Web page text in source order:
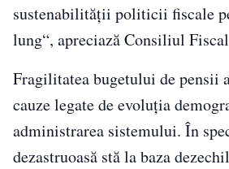
sustenabilităţii politicii fiscale
lung“, apreciază Consiliul
Fragilitatea bugetului de pensii
cauze legate de evoluţia
administrarea sistemului. În
dezastruoasă stă la baza